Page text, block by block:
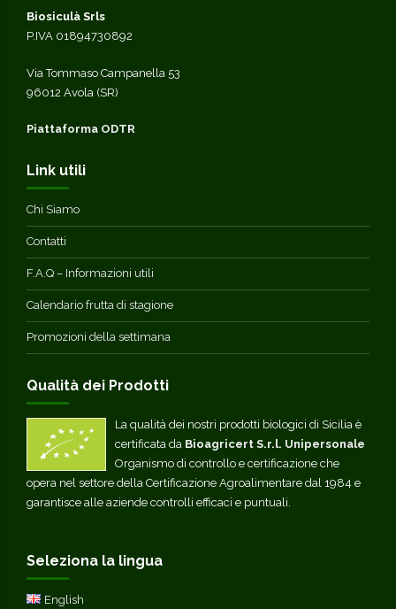
Biosiculà Srls
P.IVA 01894730892
Via Tommaso Campanella 53
96012 Avola (SR)
Piattaforma ODTR
Link utili
Chi Siamo
Contatti
F.A.Q – Informazioni utili
Calendario frutta di stagione
Promozioni della settimana
Qualità dei Prodotti
La qualità dei nostri prodotti biologici di Sicilia è
certificata da Bioagricert S.r.l. Unipersonale
Organismo di controllo e certificazione che
opera nel settore della Certificazione Agroalimentare dal 1984 e
garantisce alle aziende controlli efficaci e puntuali.
Seleziona la lingua
English